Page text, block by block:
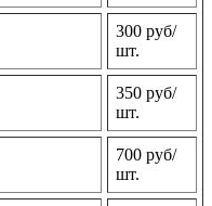
300 руб/
шт.
350 руб/
шт.
700 руб/
шт.